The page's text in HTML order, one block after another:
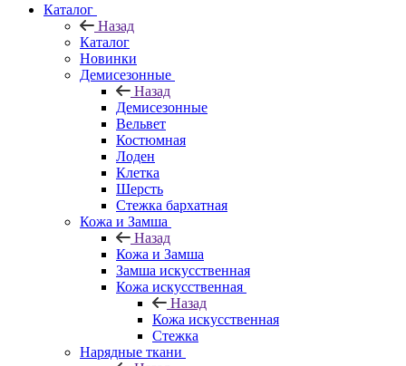
Каталог
Назад
Каталог
Новинки
Демисезонные
Назад
Демисезонные
Вельвет
Костюмная
Лоден
Клетка
Шерсть
Стежка бархатная
Кожа и Замша
Назад
Кожа и Замша
Замша искусственная
Кожа искусственная
Назад
Кожа искусственная
Стежка
Нарядные ткани